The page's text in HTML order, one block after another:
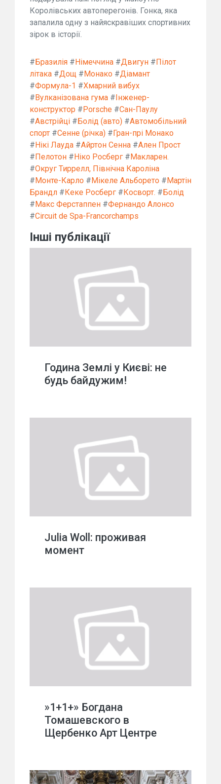
Королівських автоперегонів. Гонка, яка
запалила одну з найяскравіших спортивних
зірок в історії.
#Бразилія #Німеччина #Двигун #Пілот
літака #Дощ #Монако #Діамант
#Формула-1 #Хмарний вибух
#Вулканізована гума #Інженер-
конструктор #Porsche #Сан-Паулу
#Австрійці #Болід (авто) #Автомобільний
спорт #Сенне (річка) #Гран-прі Монако
#Нікі Лауда #Айртон Сенна #Ален Прост
#Пелотон #Ніко Росберг #Макларен.
#Округ Тиррелл, Північна Кароліна
#Монте-Карло #Мікеле Альборето #Мартін
Брандл #Кеке Росберг #Косворт. #Болід
#Макс Ферстаппен #Фернандо Алонсо
#Circuit de Spa-Francorchamps
Інші публікації
Година Землі у Києві: не
будь байдужим!
Julia Woll: проживая
момент
»1+1+» Богдана
Томашевского в
Щербенко Арт Центре